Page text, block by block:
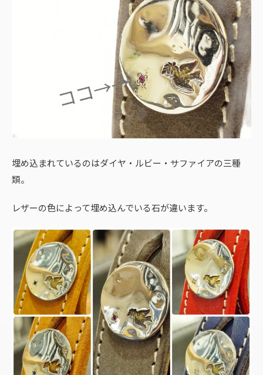
埋め込まれているのはダイヤ・ルビー・サファイアの三種
類。
レザーの色によって埋め込んでいる石が違います。